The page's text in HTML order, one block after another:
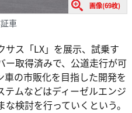
画像(69枚)
車
ス「LX」を展示、試乗す
ー取得済みで、公道走行が可
の市販化を目指した開発を
ムなどはディーゼルエンジ
検討を行っていくという。